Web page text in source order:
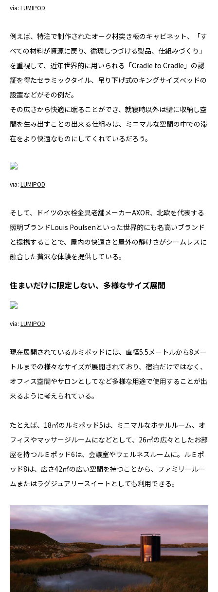
via: LUMIPOD
例えば、特注で制作されたオーク材突き板のキャビネット、「す
べての材料が資源に戻り、循環しつづける製品、仕組みづくり」
を重視して、近年世界的に用いられる「Cradle to Cradle」の認
証を得たセラミックタイル、吊り下げ式のキングサイズベッドの
設置などがその例だ。
その広さから快適に眠ることができ、就寝時以外は壁に収納し空
間を生み出すことの出来る仕組みは、ミニマルな空間の中での滞
在をより快適なものにしてくれているだろう。
via: LUMIPOD
そして、ドイツの水栓金具老舗メーカーAXOR、北欧を代表する
照明ブランドLouis Poulsenといった世界的にも名高いブランド
と提携することで、屋内の快適さと屋外の静けさがシームレスに
融合した贅沢な体験を提供している。
住まいだけに限定しない、多様なサイズ展開
via: LUMIPOD
現在展開されているルミポッドには、直径5.5メートルから8メー
トルまでの様々なサイズが展開されており、宿泊だけではなく、
オフィス空間やサロンとしてなど多様な用途で使用することが出
来るように考えられている。
たとえば、18㎡のルミポッド5は、ミニマルなホテルルーム、オ
フィスやマッサージルームになどとして、26㎡の広々としたお部
屋を持つルミポッド6は、会議室やウェルネスルームに。ルミポ
ッド8は、広さ42㎡の広い空間を持つことから、ファミリールー
ムまたはラグジュアリースイートとしても利用できる。